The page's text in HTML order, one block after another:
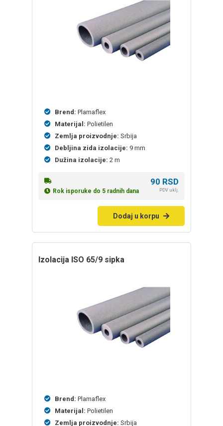
Brend: Plamaflex
Materijal: Polietilen
Zemlja proizvodnje: Srbija
Debljina zida izolacije: 9 mm
Dužina izolacije: 2 m
Rok isporuke do 5 radnih dana
90 RSD
PDV uklj.
Dodaj u korpu
izolacija ISO 65/9 sipka
Brend: Plamaflex
Materijal: Polietilen
Zemlja proizvodnje: Srbija